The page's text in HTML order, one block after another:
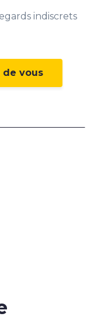
indiscrets
de vous